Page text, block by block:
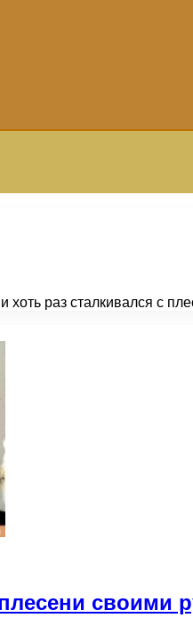
хоть раз сталкивался с
своими